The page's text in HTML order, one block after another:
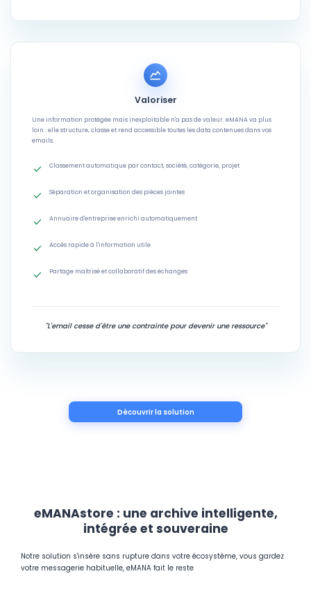
Valoriser
Une information protégée mais inexploitable n'a pas de valeur. eMANA va plus
loin : elle structure, classe et rend accessible toutes les data contenues dans vos
emails.
Classement automatique par contact, société, catégorie, projet
Séparation et organisation des pièces jointes
Annuaire d'entreprise enrichi automatiquement
Accès rapide à l'information utile
Partage maîtrisé et collaboratif des échanges
"L'email cesse d'être une contrainte pour devenir une ressource"
Découvrir la solution
eMANAstore : une archive intelligente,
intégrée et souveraine
Notre solution s'insère sans rupture dans votre écosystème, vous gardez
votre messagerie habituelle, eMANA fait le reste